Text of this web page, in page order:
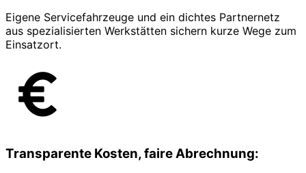
Eigene Servicefahrzeuge und ein dichtes Partnernetz
aus spezialisierten Werkstätten sichern kurze Wege zum
Einsatzort.
Transparente Kosten, faire Abrechnung: